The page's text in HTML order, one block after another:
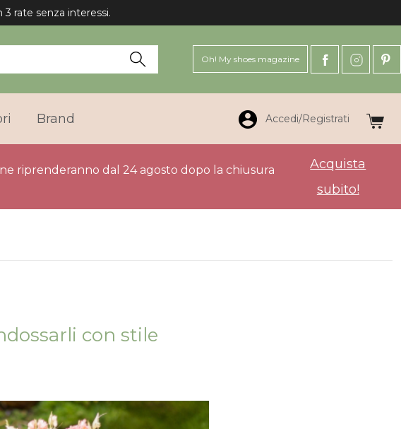
a 75€.
Oh! My shoes magazine
Brand Accedi/Registrati
riprenderanno dal 24 agosto dopo la chiusura
Acquista
subito!
con stile